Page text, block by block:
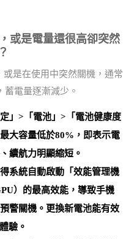
或是電量還很高卻突然
或是在使用中突然關機，通常
電量逐漸減少。
」>「電池」>「電池健康度
大容量低於80%，即表示電
續航力明顯縮短。
系統自動啟動「效能管理機
）的最高效能，導致手機
警關機。 更換新電池能有效
驗 。